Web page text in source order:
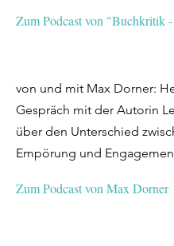
Zum Podcast von "Buchkritik
von und mit Max Dorner:
Gespräch mit der Autorin
über den Unterschied
Empörung und
Zum Podcast von Max Dorner